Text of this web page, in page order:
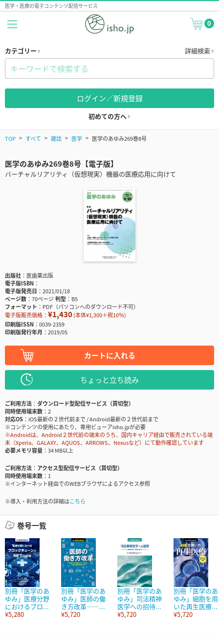
医学・医療の電子コンテンツ配信サービス
0
カテゴリー 詳細検索
ログイン／新規登録
初めての方へ
TOP すべて 雑誌 医学 医学のあゆみ269巻8号
医学のあゆみ269巻8号【電子版】
バーチャルリアリティ（仮想現実）機器の医療応用に向けて
出版社
医歯薬出版
電子版ISBN
電子版発売日
2021/01/18
ページ数
70ページ判型
B5
フォーマット
PDF（パソコンへのダウンロード不可）
電子版販売価格： ¥1,430(本体¥1,300＋税10％)
印刷版ISSN
0039-2359
印刷版発行年月
2019/05
カートに入れる
ちょっと立ち読み
ご利用方法
ダウンロード型配信サービス（買切型）
同時使用端末数
2
対応OS
iOS最新の２世代前まで / Android最新の２世代前まで
※コンテンツの使用にあたり、専用ビューアisho.jpが必要
※Androidは、Android２世代前の端末のうち、国内キャリア経由で販売されている端
末（Xperia、GALAXY、AQUOS、ARROWS、Nexusなど）にて動作確認しています
必要メモリ容量
34 MB以上
ご利用方法
アクセス型配信サービス（買切型）
同時使用端末数
1
※インターネット経由でのWEBブラウザによるアクセス参照
※導入・利用方法の詳細はこちら
巻号一覧
別冊「医学のあ
ゆみ」医療分野
におけるブロ...
¥5,280
別冊「医学のあ
ゆみ」医師の働
き方改革――...
¥5,720
別冊「医学のあ
ゆみ」司法精神
医学への招待...
¥5,720
別冊「医学のあ
ゆみ」細胞を用
いた再生医療...
¥5,720